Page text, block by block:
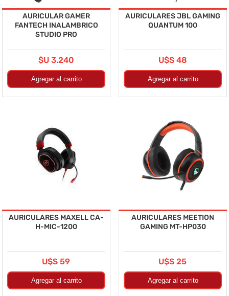
AURICULAR GAMER
FANTECH INALAMBRICO
STUDIO PRO
$U 3.240
AURICULARES JBL GAMING
QUANTUM 100
U$S 48
AURICULARES MAXELL CA-
H-MIC-1200
U$S 59
AURICULARES MEETION
GAMING MT-HP030
U$S 25